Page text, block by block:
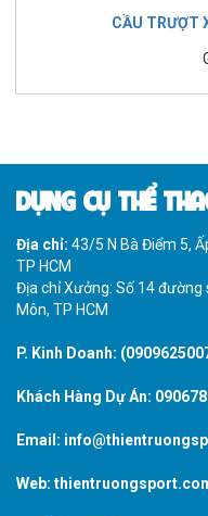
CẦU TRƯỢT
DỤNG CỤ THỂ
Địa chỉ: 43/5 N Bà Điểm 5,
TP HCM
Địa chỉ Xưởng: Số 14 đường
Môn, TP HCM
P. Kinh Doanh:
Khách Hàng Dự Án:
Email:
Web: